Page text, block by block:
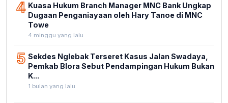
4 Kuasa Hukum Branch Manager MNC Bank Ungkap
Dugaan Penganiayaan oleh Hary Tanoe di MNC
Towe
4 minggu yang lalu
5 Sekdes Nglebak Terseret Kasus Jalan Swadaya,
Pemkab Blora Sebut Pendampingan Hukum Bukan
K...
1 bulan yang lalu